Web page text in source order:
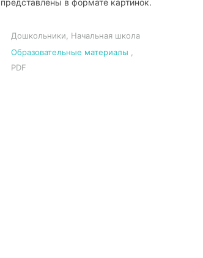
в формате картинок.
Дошкольники, Начальная школа
Образовательные материалы
PDF